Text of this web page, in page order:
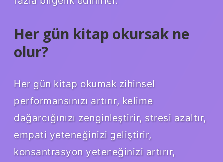
Her gün kitap okursak ne
olur?
Her gün kitap okumak zihinsel
performansınızı artırır, kelime
dağarcığınızı zenginleştirir, stresi azaltır,
empati yeteneğinizi geliştirir,
konsantrasyon yeteneğinizi artırır,